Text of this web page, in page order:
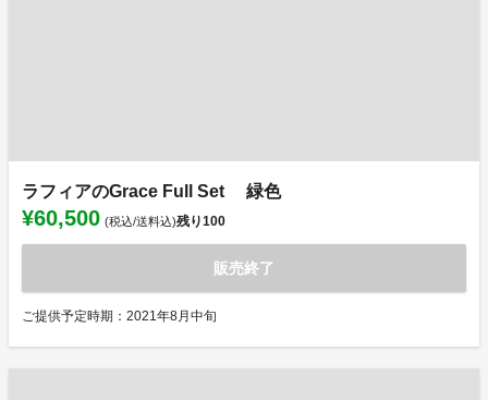
ラフィアのGrace Full Set 緑色
¥60,500 (税込/送料込)残り100
販売終了
ご提供予定時期：2021年8月中旬